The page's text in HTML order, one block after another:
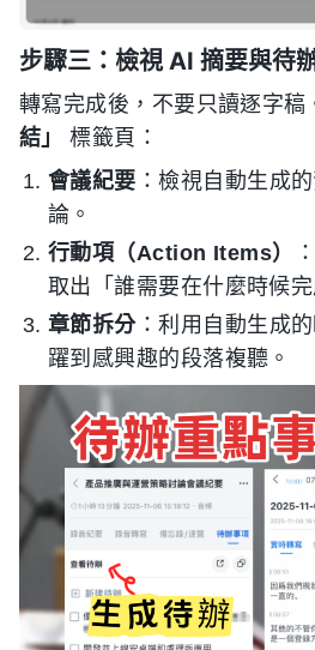
步驟三：檢視 AI 摘要與待
轉寫完成後，不要只讀逐字稿
結」
標籤頁：
會議紀要 ：檢視自動生成
論。
行動項（Action Items）
取出「誰需要在什麼時候
章節拆分：利用自動生成
躍到感興趣的段落複聽。